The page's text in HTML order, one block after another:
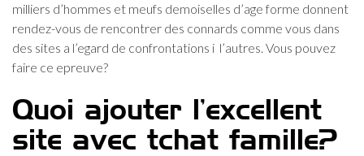
milliers d’hommes et meufs demoiselles d’age forme donnent
rendez-vous de rencontrer des connards comme vous dans
des sites a l’egard de confrontations i l’autres. Vous pouvez
faire ce epreuve?
Quoi ajouter l’excellent
site avec tchat famille?